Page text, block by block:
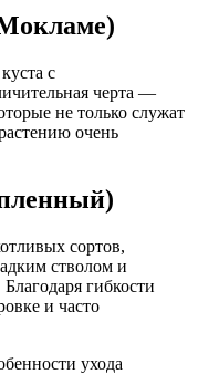
с
черта —
не только служат
очень
сортов,
стволом и
гибкости
и часто
ухода